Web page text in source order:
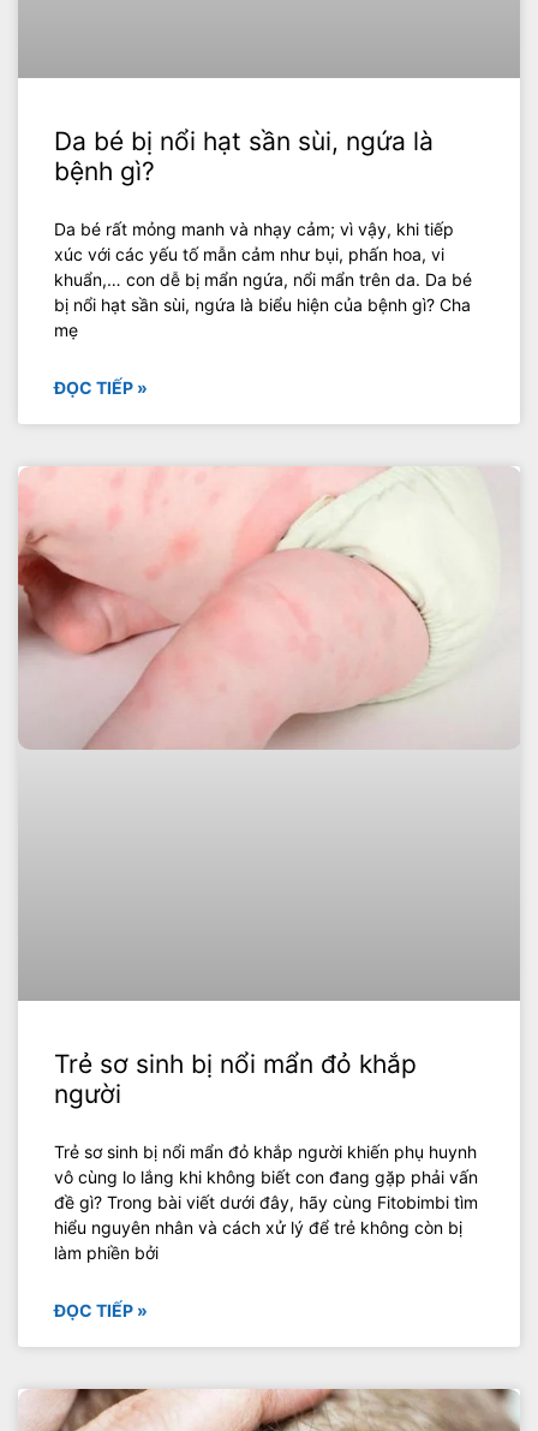
Da bé bị nổi hạt sần sùi, ngứa là
bệnh gì?
Da bé rất mỏng manh và nhạy cảm; vì vậy, khi tiếp
xúc với các yếu tố mẫn cảm như bụi, phấn hoa, vi
khuẩn,… con dễ bị mẩn ngứa, nổi mẩn trên da. Da bé
bị nổi hạt sần sùi, ngứa là biểu hiện của bệnh gì? Cha
mẹ
ĐỌC TIẾP »
Trẻ sơ sinh bị nổi mẩn đỏ khắp
người
Trẻ sơ sinh bị nổi mẩn đỏ khắp người khiến phụ huynh
vô cùng lo lắng khi không biết con đang gặp phải vấn
đề gì? Trong bài viết dưới đây, hãy cùng Fitobimbi tìm
hiểu nguyên nhân và cách xử lý để trẻ không còn bị
làm phiền bởi
ĐỌC TIẾP »